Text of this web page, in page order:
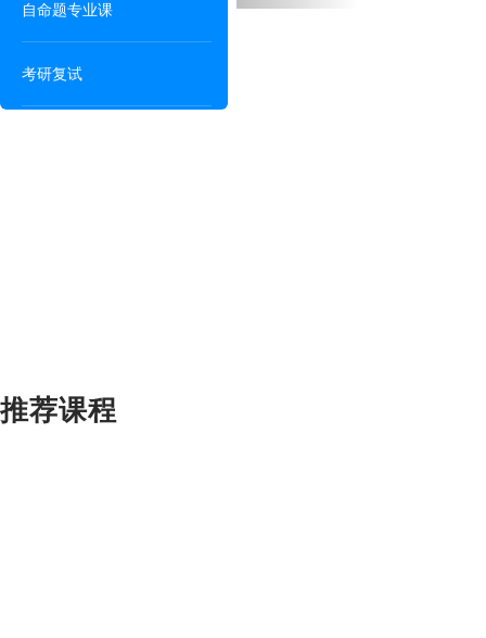
自命题专业课
考研复试
推荐课程